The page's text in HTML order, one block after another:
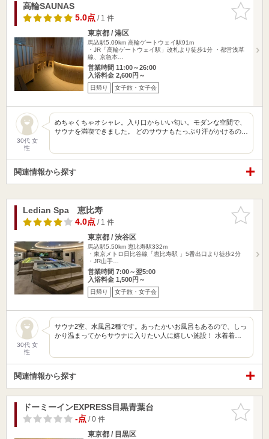
お気に入
りに追加
高輪SAUNAS
5.0点/ 1 件
東京都 / 港区
馬込駅5.09km 高輪ゲートウェイ駅91m
・JR「高輪ゲートウェイ駅」改札より徒歩1分 ・都営浅草
線、京急本…
営業時間 11:00～26:00
入浴料金 2,600円～
日帰り 女子旅・女子会
30代 女
性
めちゃくちゃオシャレ。入り口からいい匂い。モダンな空間で、
サウナを満喫できました。 どのサウナもたっぷり汗がかけるの…
関連情報から探す
お気に入
りに追加
Ledian Spa 恵比寿
4.0点/ 1 件
東京都 / 渋谷区
馬込駅5.50km 恵比寿駅332m
・東京メトロ日比谷線「恵比寿駅 」5番出口より徒歩2分
・JR山手…
営業時間 7:00～翌5:00
入浴料金 1,500円～
日帰り 女子旅・女子会
30代 女
性
サウナ2室、水風呂2種です。あったかいお風呂もあるので、しっ
かり温まってからサウナに入りたい人に嬉しい施設！ 水着着…
関連情報から探す
お気に入
りに追加
ドーミーインEXPRESS目黒青葉台
-点/ 0 件
東京都 / 目黒区